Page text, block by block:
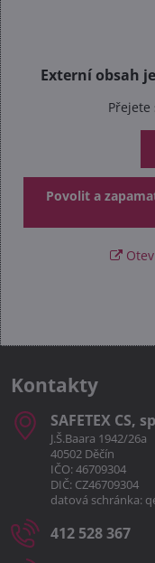
Externí obsah
Povolit a
Kontakty
SAFETEX CS,
J.Š.Baara 1942/26a
40502 Děčín
IČO: 46709304
DIČ: CZ46709304
datová schránka:
412 528 367